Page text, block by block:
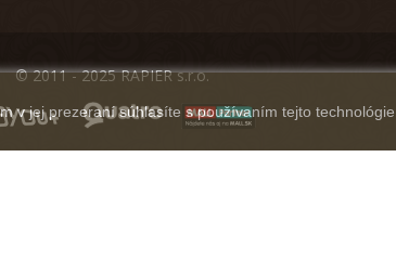
v jej prezeraní súhlasíte s používaním tejto technológie.
© 2011 - 2025 RAPIER s.r.o.